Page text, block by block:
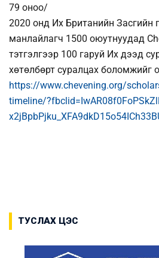
79 оноо/
2020 онд Их Британийн Засгийн
манлайлагч 1500 оюутнуудад
тэтгэлгээр 100 гаруй Их дээд
хөтөлбөрт суралцах боломжийг
https://www.chevening.org/
timeline/
ТУСЛАХ ЦЭС